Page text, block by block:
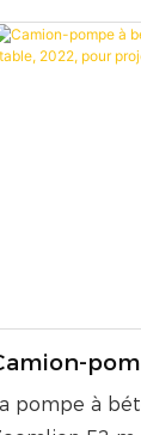
52
pour
pompe à